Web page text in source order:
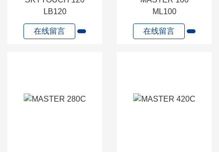
LB120
在线留言
ML100
在线留言